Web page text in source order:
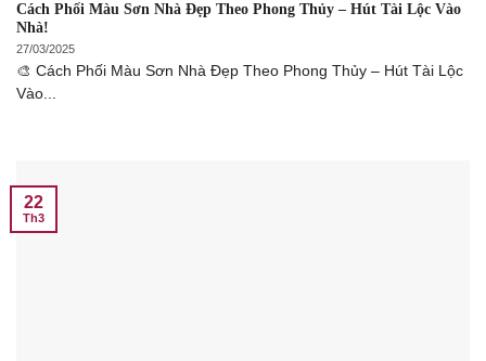
Cách Phối Màu Sơn Nhà Đẹp Theo Phong Thủy – Hút Tài Lộc Vào
Nhà!
27/03/2025
🎨 Cách Phối Màu Sơn Nhà Đẹp Theo Phong Thủy – Hút Tài Lộc
Vào...
22
Th3